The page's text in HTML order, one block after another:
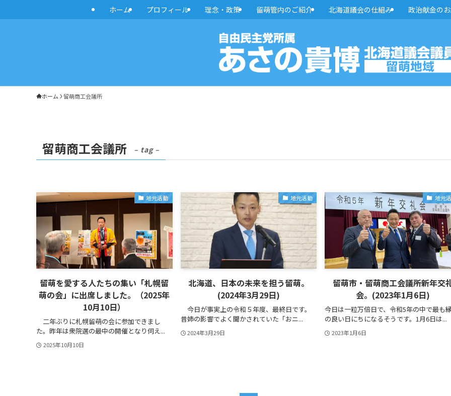
ホーム プロフィール 理念・政策 留萌管内のご紹介 北海道議会の仕組み 政治献金の
ホーム 留萌商工会議所
留萌商工会議所 – tag –
地元活動
留萌を愛する人たちの集い「札幌留
萌の会」に出席しました。（2025年
10月10日）
二年ぶりに札幌留萌の会に参加できまし
た。昨年は衆院選の最中の開催となり伺え...
2025年10月10日
地元活動
北海道、日本の未来を担う留萌。
(2024年3月29日)
今日が事実上の令和５年度、最終日です。
昔姉の影響でよく聞かされていた「おニ...
2024年3月29日
地元
留萌市・留萌商工会議所新年交
会。(2023年1月6日)
今日は一粒万倍日で、令和5年の中で最も
の良い日にちになるそうです。1月6日は...
2023年1月6日